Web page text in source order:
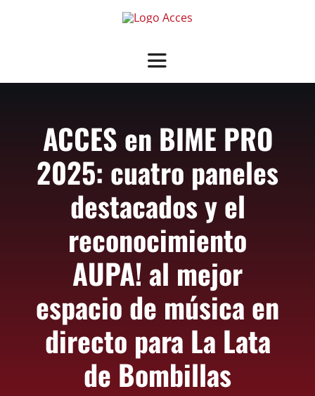
Toggle
Navigation
OFRECEMOS
NOTICIAS
GUÍA SALAS ASOCIADAS
ASOCIARSE + INFO
ACCES en BIME PRO
2025: cuatro paneles
destacados y el
reconocimiento
AUPA! al mejor
espacio de música en
directo para La Lata
de Bombillas